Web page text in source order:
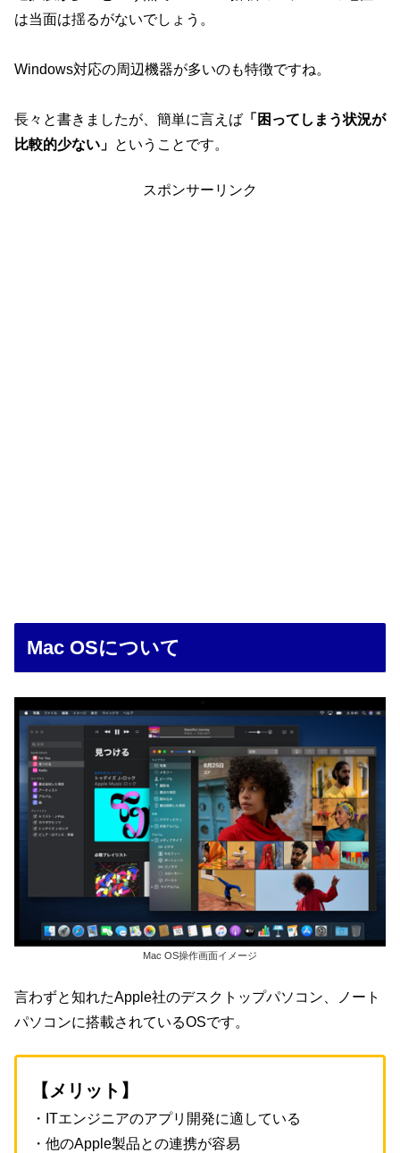
は当面は揺るがないでしょう。
Windows対応の周辺機器が多いのも特徴ですね。
長々と書きましたが、簡単に言えば 「困ってしまう状況が
比較的少ない」 ということです。
スポンサーリンク
Mac OSについて
Mac OS操作画面イメージ
言わずと知れたApple社のデスクトップパソコン、ノート
パソコンに搭載されているOSです。
【メリット】
・ITエンジニアのアプリ開発に適している
・他のApple製品との連携が容易